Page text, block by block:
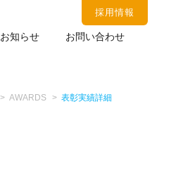
お知らせ お問い合わせ
採用情報
AWARDS 表彰実績詳細